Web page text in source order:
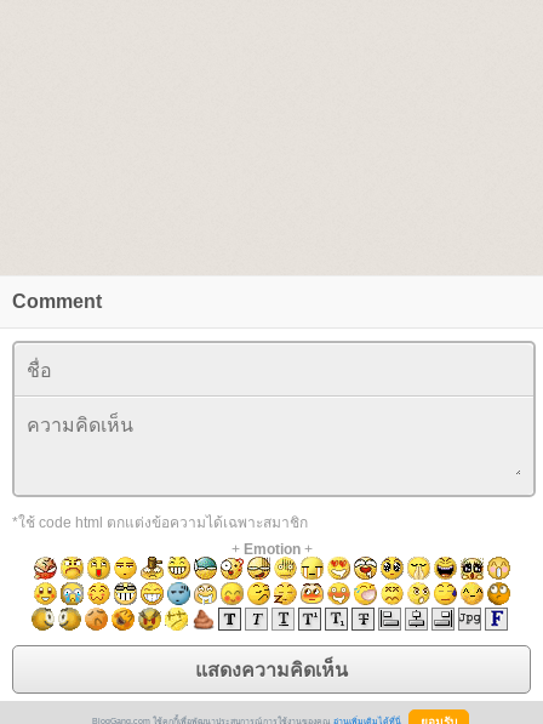
Comment
*ใช้ code html ตกแต่งข้อความได้เฉพาะสมาชิก
+ Emotion+
BlogGang.com ใช้คุกกี้เพื่อพัฒนาประสบการณ์การใช้งานของคุณ อ่านเพิ่มเติมได้ที่นี่